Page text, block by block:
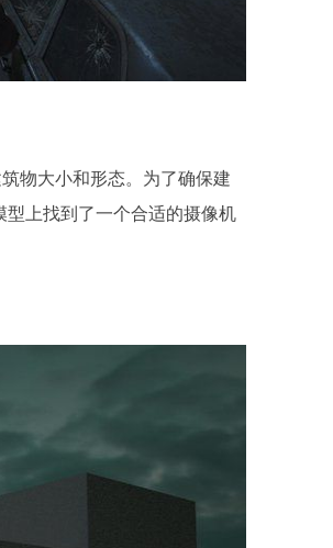
物大小和形态。为了确保建
上找到了一个合适的摄像机